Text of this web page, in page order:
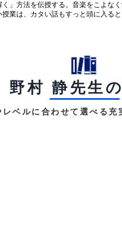
」方法を伝授する。音楽をこよな
業は、カタい話もすっと頭に入ると
野村 静先生
レベルに合わせて選べる充